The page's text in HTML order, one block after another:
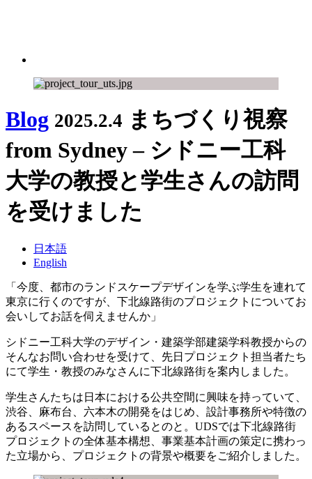
Blog 2025.2.4 まちづくり視察
from Sydney – シドニー工科
大学の教授と学生さんの訪問
を受けました
日本語
English
「今度、都市のランドスケープデザインを学ぶ学生を連れて
東京に行くのですが、下北線路街のプロジェクトについてお
会いしてお話を伺えませんか」
シドニー工科大学のデザイン・建築学部建築学科教授からの
そんなお問い合わせを受けて、先日プロジェクト担当者たち
にて学生・教授のみなさんに下北線路街を案内しました。
学生さんたちは日本における公共空間に興味を持っていて、
渋谷、麻布台、六本木の開発をはじめ、設計事務所や特徴の
あるスペースを訪問しているとのと。UDSでは下北線路街
プロジェクトの全体基本構想、事業基本計画の策定に携わっ
た立場から、プロジェクトの背景や概要をご紹介しました。